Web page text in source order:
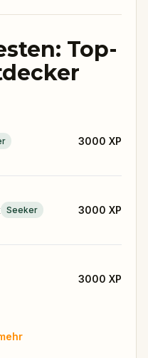
Top-
3000 XP
Seeker 3000 XP
3000 XP